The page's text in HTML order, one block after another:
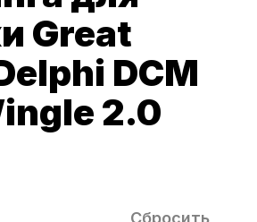
Great
DCM
2.0
Сбросить